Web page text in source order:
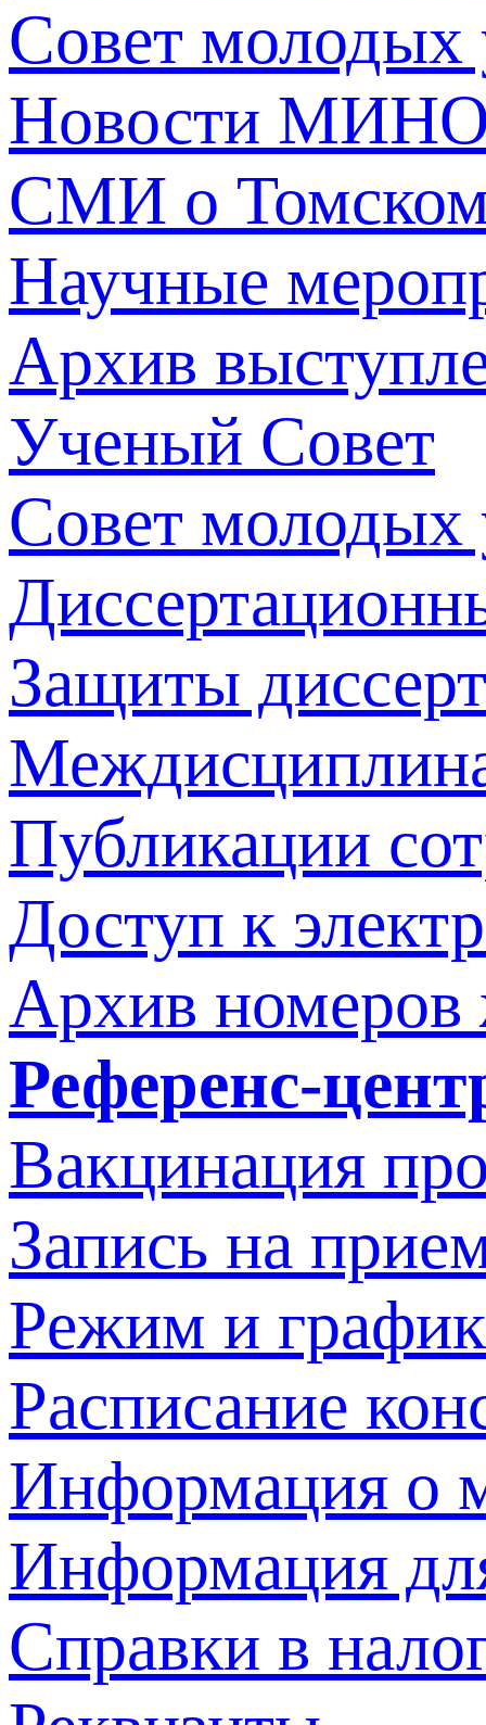
Совет молодых
Новости
СМИ о
Научные
Архив
Ученый Совет
Совет молодых
Защиты
Публикации
Доступ к
Архив номеров
Референс-
Вакцинация
Запись на
Режим и
Расписание
Информация о
Информация
Справки в